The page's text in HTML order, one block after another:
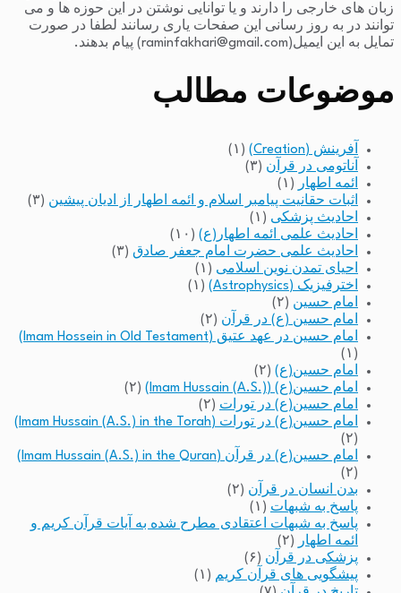
زبان های خارجی را دارند و یا توانایی نوشتن در این حوزه ها و می
توانند در به روز رسانی این صفحات یاری رسانند لطفا در صورت
تمایل به این ایمیل(raminfakhari@gmail.com) پیام بدهند.
موضوعات مطالب
آفرینش (Creation)
(۱)
آناتومی در قرآن (۳)
ائمه اطهار
(۱)
اثبات حقانیت پیامبر اسلام و ائمه اطهار از ادیان پیشین (۳)
احادیث پزشکی (۱)
احادیث علمی ائمه اطهار(ع) (۱۰)
احادیث علمی حضرت امام جعفر صادق (۳)
احیای تمدن نوین اسلامی (۱)
اخترفیزیک (Astrophysics)
(۱)
امام حسین (۲)
امام حسین (ع) در قرآن (۲)
امام حسین در عهد عتیق (Imam Hossein in Old Testament)
(۱)
امام حسین(ع) (۲)
امام حسین(ع) (Imam Hussain (A.S.))
(۲)
امام حسین(ع) در تورات (۲)
امام حسین(ع) در تورات (Imam Hussain (A.S.) in the Torah)
(۲)
امام حسین(ع) در قرآن (Imam Hussain (A.S.) in the Quran)
(۲)
بدن انسان در قرآن (۲)
پاسخ به شبهات (۱)
پاسخ به شبهات اعتقادی مطرح شده به آیات قرآن کریم و
ائمه اطهار
(۲)
پزشکی در قرآن (۶)
پیشگویی های قرآن کریم (۱)